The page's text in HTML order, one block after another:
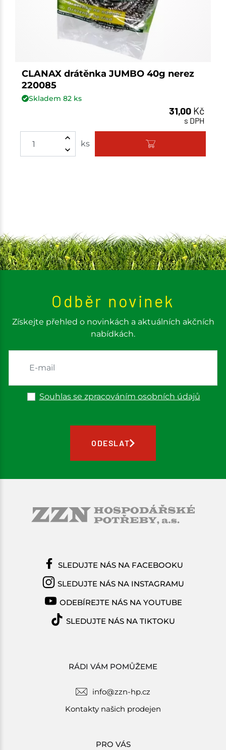
CLANAX drátěnka JUMBO 40g nerez
220085
Skladem 82ks
31,00 Kč
s DPH
ks Množství
Odběr novinek
Získejte přehled o novinkách a aktuálních akčních
nabídkách.
Souhlas se zpracováním osobních údajů
ODESLAT
RÁDI VÁM POMŮŽEME
info@zzn-hp.cz
Kontakty našich prodejen
PRO VÁS
SLEDUJTE NÁS NA FACEBOOKU
SLEDUJTE NÁS NA INSTAGRAMU
ODEBÍREJTE NÁS NA YOUTUBE
SLEDUJTE NÁS NA TIKTOKU